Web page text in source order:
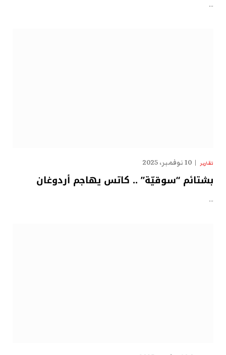
…
تقارير 10 نوفمبر، 2025
بشتائم “سوقيّة” .. كاتس يهاجم أردوغان
…